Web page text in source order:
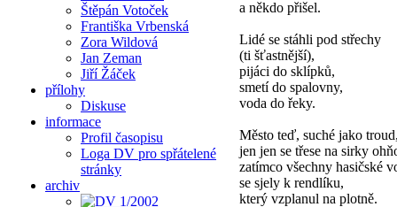
Štěpán Votoček
Františka Vrbenská
Zora Wildová
Jan Zeman
Jiří Žáček
přílohy
Diskuse
informace
Profil časopisu
Loga DV pro spřátelené
stránky
archiv
a někdo přišel.
Lidé se stáhli pod střechy
(ti šťastnější),
pijáci do sklípků,
smetí do spalovny,
voda do řeky.
Město teď, suché jako
jen jen se třese na sirky
zatímco všechny hasičské
se sjely k rendlíku,
který vzplanul na plotně.